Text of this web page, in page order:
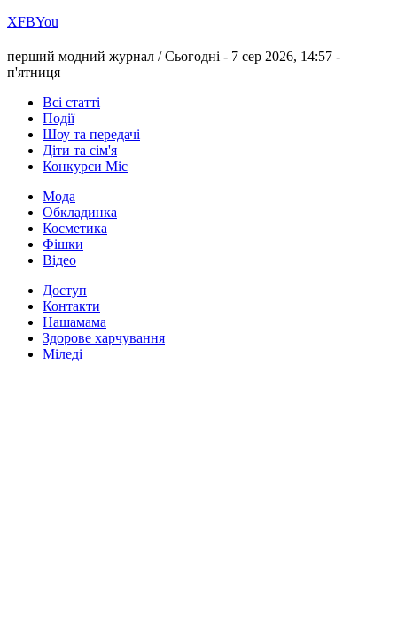
ХFBYou
перший модний журнал /Сьогодні - 7 сер 2026, 14:57 -
п'ятниця
Всі статті
Події
Шоу та передачі
Діти та сім'я
Конкурси Міс
Мода
Обкладинка
Косметика
Фішки
Відео
Доступ
Контакти
Нашамама
Здорове харчування
Міледі